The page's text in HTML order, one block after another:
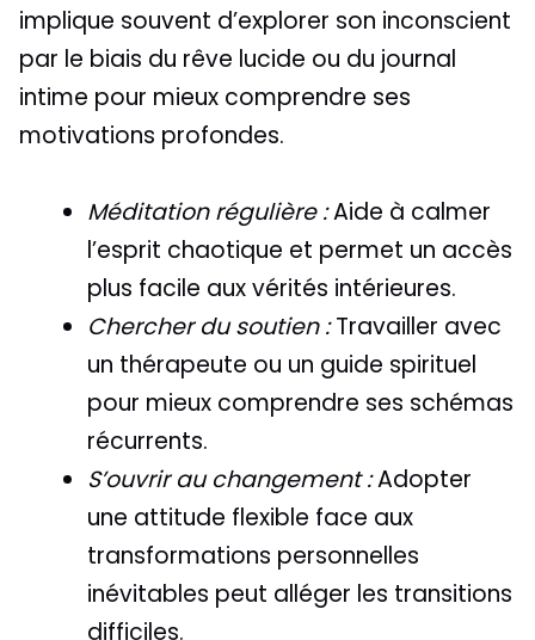
implique souvent d’explorer son inconscient
par le biais du rêve lucide ou du journal
intime pour mieux comprendre ses
motivations profondes.
Méditation régulière :Aide à calmer
l’esprit chaotique et permet un accès
plus facile aux vérités intérieures.
Chercher du soutien :Travailler avec
un thérapeute ou un guide spirituel
pour mieux comprendre ses schémas
récurrents.
S’ouvrir au changement :Adopter
une attitude flexible face aux
transformations personnelles
inévitables peut alléger les transitions
difficiles.